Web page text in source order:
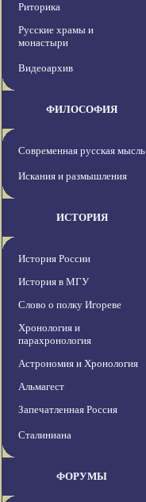
Риторика
Русские храмы и
монастыри
Видеоархив
ФИЛОСОФИЯ
Современная русская мысль
Искания и размышления
ИСТОРИЯ
История России
История в МГУ
Слово о полку Игореве
Хронология и
парахронология
Астрономия и Хронология
Альмагест
Запечатленная Россия
Сталиниана
ФОРУМЫ